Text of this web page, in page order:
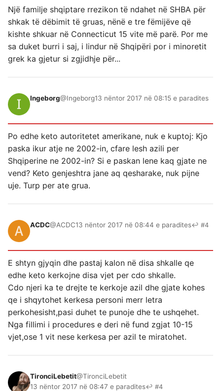
Një familje shqiptare rrezikon të ndahet në SHBA për
shkak të dëbimit të gruas, nënë e tre fëmijëve që
kishte shkuar në Connecticut 15 vite më parë. Por me
sa duket burri i saj, i lindur në Shqipëri por i minoretit
grek ka gjetur si zgjidhje për...
Ingeborg@Ingeborg13 nëntor 2017 në 08:15 e paradites
Po edhe keto autoritetet amerikane, nuk e kuptoj: Kjo
paska ikur atje ne 2002-in, cfare lesh azili per
Shqiperine ne 2002-in? Si e paskan lene kaq gjate ne
vend? Keto genjeshtra jane aq qesharake, nuk pijne
uje. Turp per ate grua.
ACDC@ACDC13 nëntor 2017 në 08:44 e paradites↩ #4
E shtyn gjyqin dhe pastaj kalon në disa shkalle qe
edhe keto kerkojne disa vjet per cdo shkalle.
Cdo njeri ka te drejte te kerkoje azil dhe gjate kohes
qe i shqytohet kerkesa personi merr letra
perkohesisht,pasi duhet te punoje dhe te ushqehet.
Nga fillimi i procedures e deri në fund zgjat 10-15
vjet,ose 1 vit nese kerkesa per azil te miratohet.
TironciLebetit@TironciLebetit
13 nëntor 2017 në 08:47 e paradites↩ #4